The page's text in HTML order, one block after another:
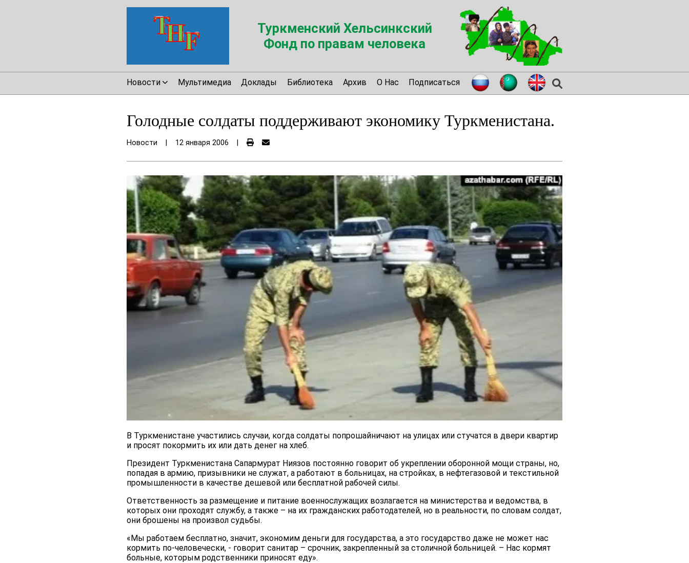
Туркменский Хельсинкский
Фонд по правам человека
Новости Мультимедиа Доклады Библиотека Архив О Нас Подписаться
Голодные солдаты поддерживают экономику Туркменистана.
Новости 12 января 2006
В Туркменистане участились случаи, когда солдаты попрошайничают на улицах или стучатся в двери квартир
и просят покормить их или дать денег на хлеб.
Президент Туркменистана Сапармурат Ниязов постоянно говорит об укреплении оборонной мощи страны, но,
попадая в армию, призывники не служат, а работают в больницах, на стройках, в нефтегазовой и текстильной
промышленности в качестве дешевой или бесплатной рабочей силы.
Ответственность за размещение и питание военнослужащих возлагается на министерства и ведомства, в
которых они проходят службу, а также – на их гражданских работодателей, но в реальности, по словам солдат,
они брошены на произвол судьбы.
«Мы работаем бесплатно, значит, экономим деньги для государства, а это государство даже не может нас
кормить по-человечески, - говорит санитар – срочник, закрепленный за столичной больницей. – Нас кормят
больные, которым родственники приносят еду».